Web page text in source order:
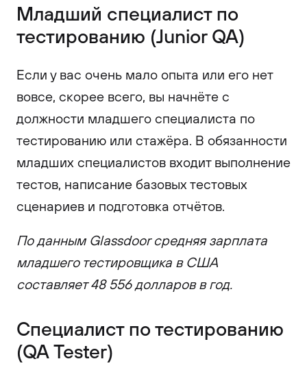
Младший специалист по
тестированию (Junior QA)
Если у вас очень мало опыта или его нет
вовсе, скорее всего, вы начнёте с
должности младшего специалиста по
тестированию или стажёра. В обязанности
младших специалистов входит выполнение
тестов, написание базовых тестовых
сценариев и подготовка отчётов.
По данным Glassdoor средняя зарплата
младшего тестировщика в США
составляет 48 556 долларов в год.
Специалист по тестированию
(QA Tester)